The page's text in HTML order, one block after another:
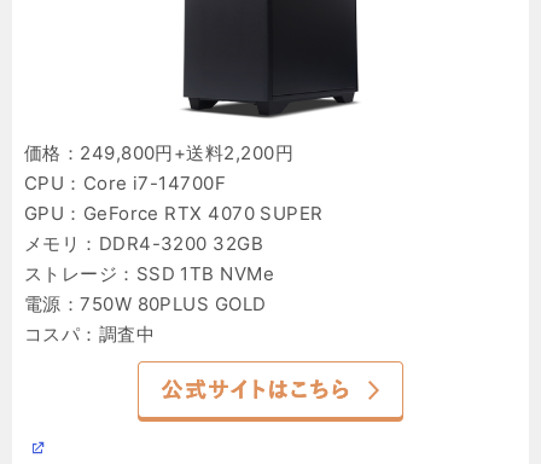
価格：249,800円+送料2,200円
CPU：Core i7-14700F
GPU：GeForce RTX 4070 SUPER
メモリ：DDR4-3200 32GB
ストレージ：SSD 1TB NVMe
電源：750W 80PLUS GOLD
コスパ：調査中